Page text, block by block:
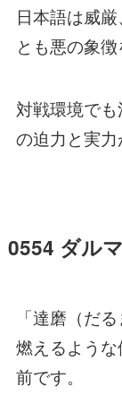
日本語は威
とも悪の象徴
対戦環境で
の迫力と実力
0554 ダル
「達磨（だ
燃えるよう
前です。